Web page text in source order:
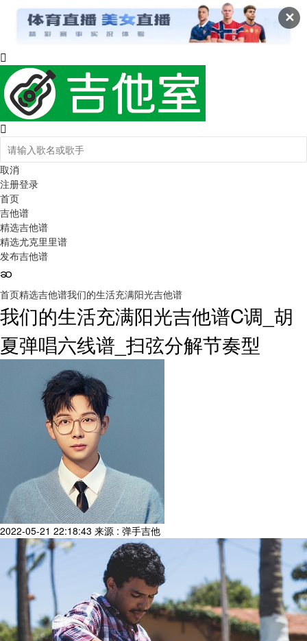
✕
取消
注册登录
首页
吉他谱
精选吉他谱
精选尤克里里谱
发布吉他谱
首页精选吉他谱我们的生活充满阳光吉他谱
我们的生活充满阳光吉他谱C调_胡
夏弹唱六线谱_扫弦分解节奏型
2022-05-21 22:18:43 来源 : 弹手吉他